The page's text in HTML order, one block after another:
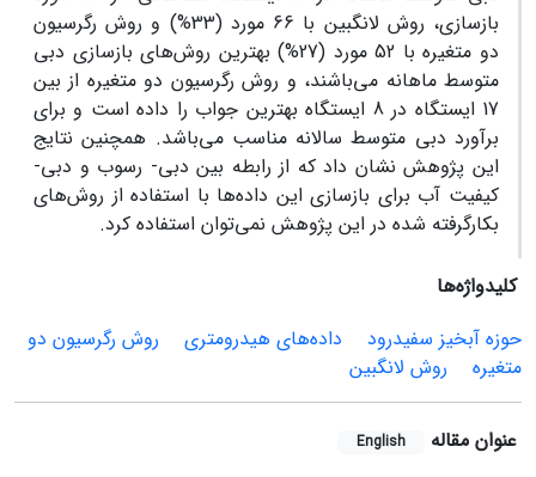
بازسازی، روش لانگبین با 66 مورد (33%) و روش رگرسیون
دو متغیره با 52 مورد (27%) بهترین روش‌های بازسازی دبی
متوسط ماهانه می‌باشند، و روش رگرسیون دو متغیره از بین
17 ایستگاه در 8 ایستگاه بهترین جواب را داده است و برای
برآورد دبی متوسط سالانه مناسب می‌باشد. همچنین نتایج
این پژوهش نشان داد که از رابطه بین دبی- رسوب و دبی-
کیفیت آب برای بازسازی این داده‌ها با استفاده از روش‌های
بکارگرفته شده در این پژوهش نمی‌توان استفاده کرد.
کلیدواژه‌ها
حوزه آبخیز سفیدرود
داده‌های هیدرومتری
روش رگرسیون دو
متغیره
روش لانگبین
عنوان مقاله English